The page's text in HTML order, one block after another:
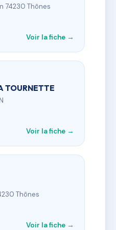
74230 Thônes
Voir la fiche →
TOURNETTE
Voir la fiche →
Thônes
Voir la fiche →